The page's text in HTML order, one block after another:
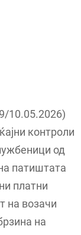
10.05.2026)
контроли
од
патиштата
платни
на возачи
на